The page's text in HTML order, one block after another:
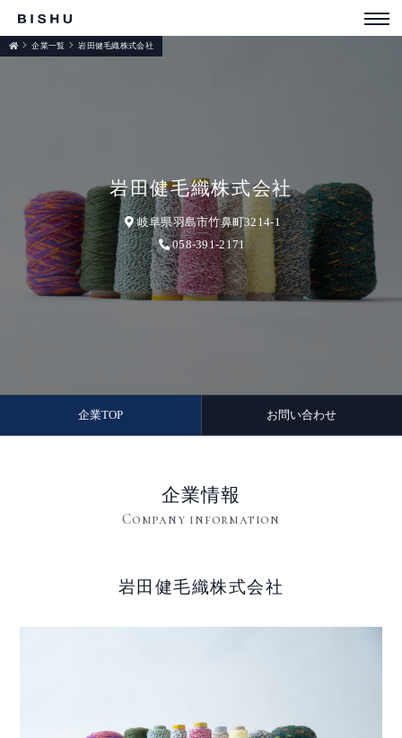
岩田健毛織株式会社
岐阜県羽島市竹鼻町3214-1
058-391-2171
企業一覧 岩田健毛織株式会社
企業TOP お問い合わせ
企業情報
Company information
岩田健毛織株式会社